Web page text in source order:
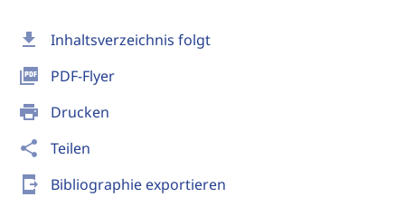
download Inhaltsverzeichnis folgt
picture_as_pdf PDF-Flyer
print Drucken
share Teilen
send_to_mobile Bibliographie exportieren